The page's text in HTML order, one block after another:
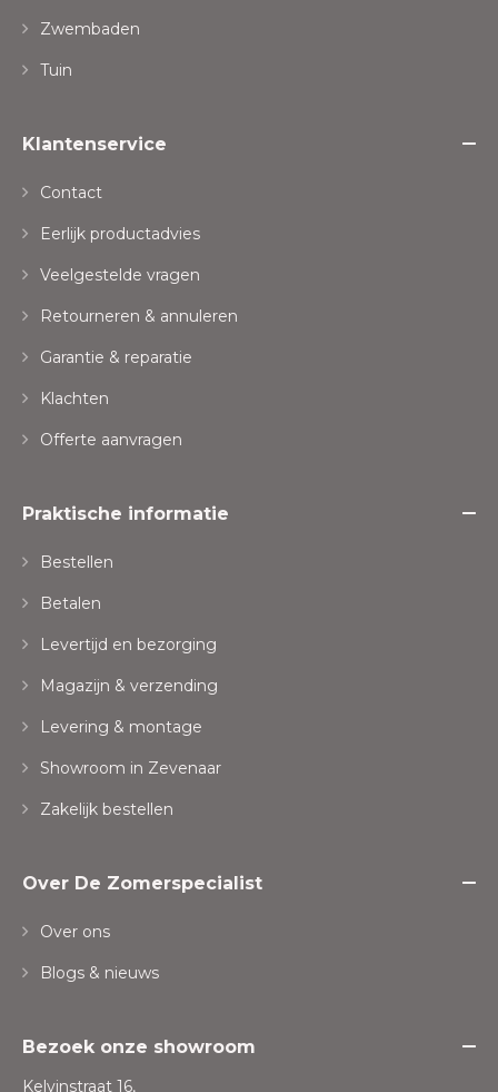
Zwembaden
Tuin
Klantenservice
Contact
Eerlijk productadvies
Veelgestelde vragen
Retourneren & annuleren
Garantie & reparatie
Klachten
Offerte aanvragen
Praktische informatie
Bestellen
Betalen
Levertijd en bezorging
Magazijn & verzending
Levering & montage
Showroom in Zevenaar
Zakelijk bestellen
Over De Zomerspecialist
Over ons
Blogs & nieuws
Bezoek onze showroom
Kelvinstraat 16,